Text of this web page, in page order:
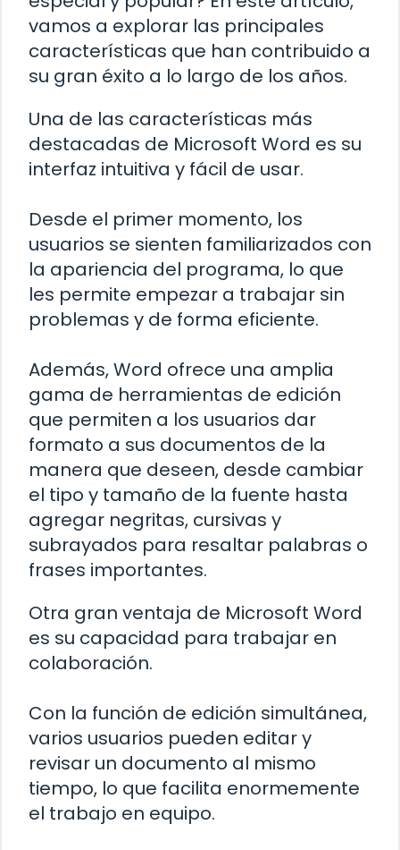
vamos a explorar las principales
características que han contribuido a
su gran éxito a lo largo de los años.
Una de las características más
destacadas de Microsoft Word es su
interfaz intuitiva y fácil de usar.
Desde el primer momento, los
usuarios se sienten familiarizados con
la apariencia del programa, lo que
les permite empezar a trabajar sin
problemas y de forma eficiente.
Además, Word ofrece una amplia
gama de herramientas de edición
que permiten a los usuarios dar
formato a sus documentos de la
manera que deseen, desde cambiar
el tipo y tamaño de la fuente hasta
agregar negritas, cursivas y
subrayados para resaltar palabras o
frases importantes.
Otra gran ventaja de Microsoft Word
es su capacidad para trabajar en
colaboración.
Con la función de edición simultánea,
varios usuarios pueden editar y
revisar un documento al mismo
tiempo, lo que facilita enormemente
el trabajo en equipo.